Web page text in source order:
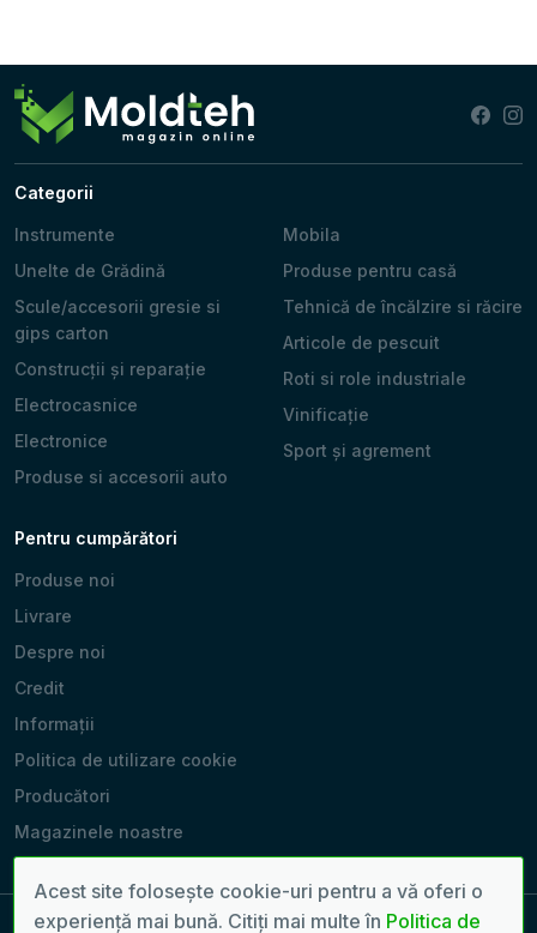
Categorii
Instrumente
Unelte de Grădină
Scule/accesorii gresie si
gips carton
Construcții și reparație
Electrocasnice
Electronice
Produse si accesorii auto
Mobila
Produse pentru casă
Tehnică de încălzire si răcire
Articole de pescuit
Roti si role industriale
Vinificație
Sport și agrement
Pentru cumpărători
Produse noi
Livrare
Despre noi
Credit
Informații
Politica de utilizare cookie
Producători
Magazinele noastre
Acest site folosește cookie-uri pentru a vă oferi o
experiență mai bună. Citiți mai multe în Politica de